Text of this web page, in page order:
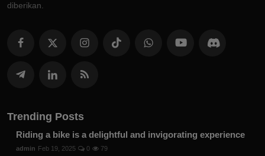
diberikan.
Trending Posts
Riding a bike is a delightful and invigorating experience
admin Feb 19, 2025 0 79